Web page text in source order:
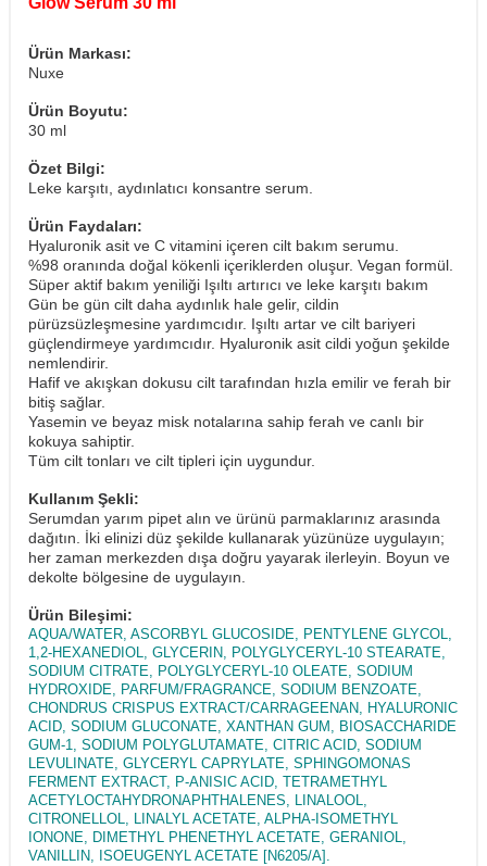
Ürün Markası:
Nuxe
Ürün Boyutu:
30 ml
Özet Bilgi:
Leke karşıtı, aydınlatıcı konsantre serum.
Ürün Faydaları:
Hyaluronik asit ve C vitamini içeren cilt bakım serumu.
%98 oranında doğal kökenli içeriklerden oluşur. Vegan formül.
Süper aktif bakım yeniliği Işıltı artırıcı ve leke karşıtı bakım
Gün be gün cilt daha aydınlık hale gelir, cildin
pürüzsüzleşmesine yardımcıdır. Işıltı artar ve cilt bariyeri
güçlendirmeye yardımcıdır. Hyaluronik asit cildi yoğun şekilde
nemlendirir.
Hafif ve akışkan dokusu cilt tarafından hızla emilir ve ferah bir
bitiş sağlar.
Yasemin ve beyaz misk notalarına sahip ferah ve canlı bir
kokuya sahiptir.
Tüm cilt tonları ve cilt tipleri için uygundur.
Kullanım Şekli:
Serumdan yarım pipet alın ve ürünü parmaklarınız arasında
dağıtın. İki elinizi düz şekilde kullanarak yüzünüze uygulayın;
her zaman merkezden dışa doğru yayarak ilerleyin. Boyun ve
dekolte bölgesine de uygulayın.
Ürün Bileşimi:
AQUA/WATER, ASCORBYL GLUCOSIDE, PENTYLENE GLYCOL,
1,2-HEXANEDIOL, GLYCERIN, POLYGLYCERYL-10 STEARATE,
SODIUM CITRATE, POLYGLYCERYL-10 OLEATE, SODIUM
HYDROXIDE, PARFUM/FRAGRANCE, SODIUM BENZOATE,
CHONDRUS CRISPUS EXTRACT/CARRAGEENAN, HYALURONIC
ACID, SODIUM GLUCONATE, XANTHAN GUM, BIOSACCHARIDE
GUM-1, SODIUM POLYGLUTAMATE, CITRIC ACID, SODIUM
LEVULINATE, GLYCERYL CAPRYLATE, SPHINGOMONAS
FERMENT EXTRACT, P-ANISIC ACID, TETRAMETHYL
ACETYLOCTAHYDRONAPHTHALENES, LINALOOL,
CITRONELLOL, LINALYL ACETATE, ALPHA-ISOMETHYL
IONONE, DIMETHYL PHENETHYL ACETATE, GERANIOL,
VANILLIN, ISOEUGENYL ACETATE [N6205/A].